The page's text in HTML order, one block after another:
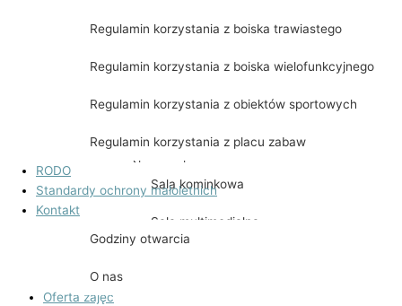
Regulamin korzystania z boiska trawiastego
Regulamin korzystania z boiska wielofunkcyjnego
Regulamin korzystania z obiektów sportowych
Regulamin korzystania z placu zabaw
RODO
Standardy ochrony małoletnich
Kontakt
Godziny otwarcia
O nas
Wielki
Sala kominkowa
Sala multimedialna
Oferta zajęć